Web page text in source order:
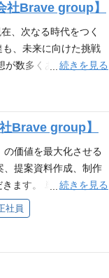
社Brave group】
、次なる時代をつく
、未来に向けた挑戦
が数多くある中、共に
で、特に下記ポジシ
応募していただけま
支援 新規事業創出 Brav
を掲げ、『80億の、
Production領域をはじ
と連携して国内外にIP
ァンとクリエイター
心を動かす次世代の
bravegroup.co.jp/
公式
company/#gro
続きを見る
Brave group】
価値を最大化させる
提案資料作成、制作
ます。 単なる制作進
上につながる企画を
ト・タイアップ等の
外部パートナーとの調
ュール、タスク、リソ
番組、動画、配信、
続きを見る
社員